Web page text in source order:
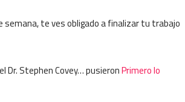
te ves obligado a finalizar tu trabajo
Dr. Stephen Covey… pusieronPrimero lo